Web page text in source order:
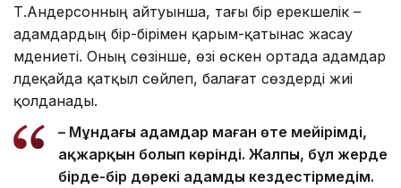
Т.Андерсонның айтуынша, тағы бір ерекшелік –
адамдардың бір-бірімен қарым-қатынас жасау
мәдениеті. Оның сөзінше, өзі өскен ортада адамдар
әлдеқайда қатқыл сөйлеп, балағат сөздерді жиі
қолданады.
– Мұндағы адамдар маған өте мейірімді,
ақжарқын болып көрінді. Жалпы, бұл жерде
бірде-бір дөрекі адамды кездестірмедім.